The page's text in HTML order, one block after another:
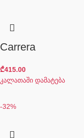
Carrera
₾415.00
კალათაში დამატება
-32%